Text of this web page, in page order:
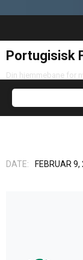
Portugisisk
Din hjemmebane for
DATE: FEBRUAR